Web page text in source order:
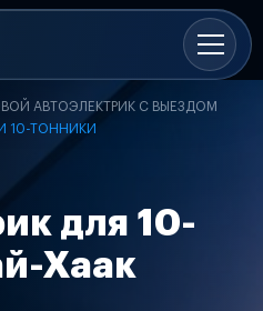
АВТОЭЛЕКТРИК С ВЫЕЗДОМ
10-ТОННИКИ
для 10-
Хаак